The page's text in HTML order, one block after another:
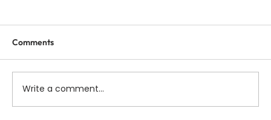
Comments
Write a comment...